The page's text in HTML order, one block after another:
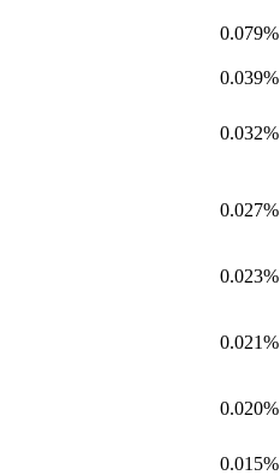
0.079%
0.039%
0.032%
0.027%
0.023%
0.021%
0.020%
0.015%